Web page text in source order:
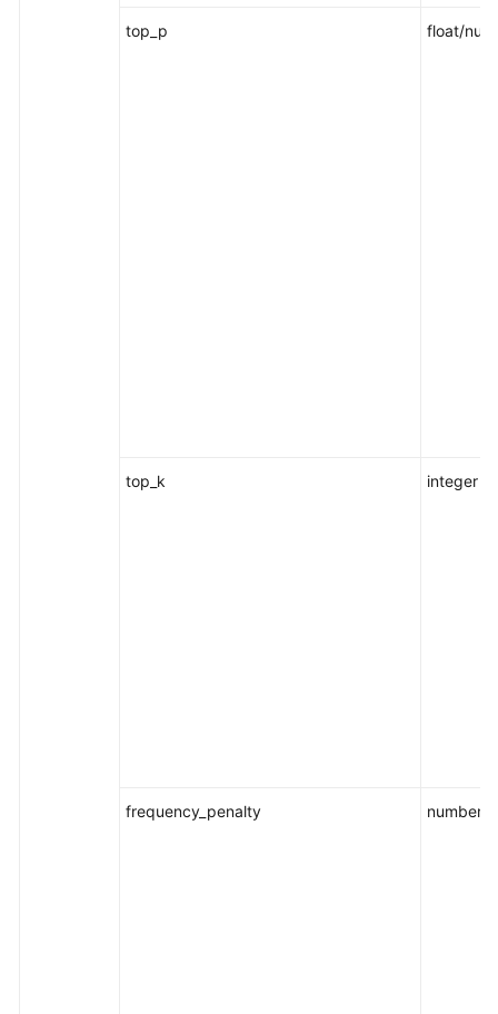
top_p float/null
top_k integer
frequency_penalty number/